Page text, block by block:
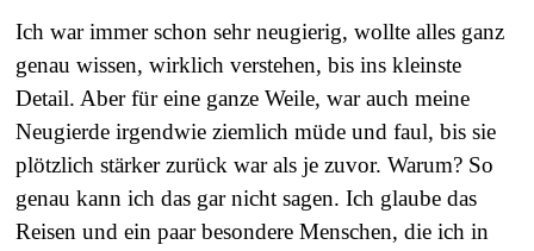
Ich war immer schon sehr neugierig, wollte alles ganz
genau wissen, wirklich verstehen, bis ins kleinste
Detail. Aber für eine ganze Weile, war auch meine
Neugierde irgendwie ziemlich müde und faul, bis sie
plötzlich stärker zurück war als je zuvor. Warum? So
genau kann ich das gar nicht sagen. Ich glaube das
Reisen und ein paar besondere Menschen, die ich in